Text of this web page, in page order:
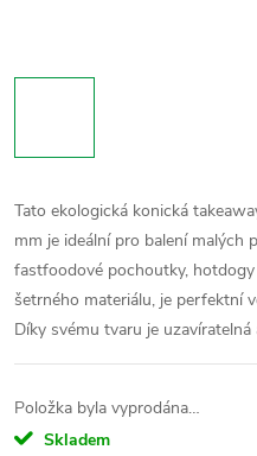
Tato ekologická konická
mm je ideální pro balení malých
fastfoodové pochoutky,
šetrného materiálu, je perfektní
Díky svému tvaru je
Položka byla vyprodána…
Skladem